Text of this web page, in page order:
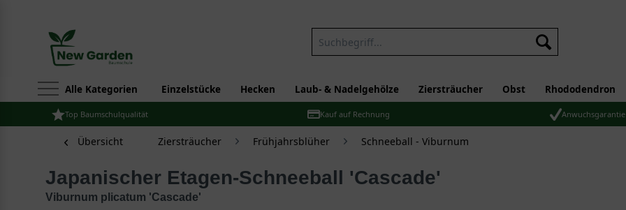
Alle Kategorien Einzelstücke Hecken Laub- & Nadelgehölze Ziersträucher Obst Rhododendron
Top Baumschulqualität Kauf auf Rechnung Anwuchsgarantie
Übersicht Ziersträucher Frühjahrsblüher Schneeball - Viburnum
Japanischer Etagen-Schneeball 'Cascade'
Viburnum plicatum 'Cascade'